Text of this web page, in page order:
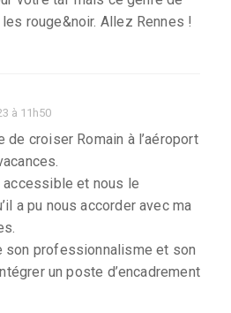
rouge&noir. Allez Rennes !
à 11h50
de croiser Romain à l’aéroport
accessible et nous le
a pu nous accorder avec ma
son professionnalisme et son
un poste d’encadrement